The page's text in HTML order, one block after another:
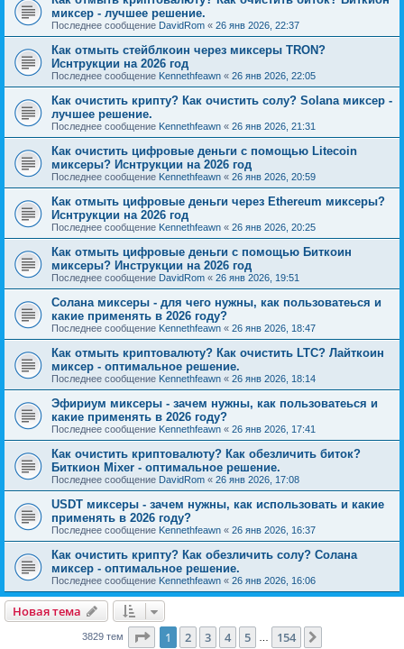
миксер - лучшее решение.
Последнее сообщение DavidRom « 26 янв 2026, 22:37
Как отмыть стейблкоин через миксеры TRON?
Иснтрукции на 2026 год
Последнее сообщение Kennethfeawn « 26 янв 2026, 22:05
Как очистить крипту? Как очистить солу? Solana миксер -
лучшее решение.
Последнее сообщение Kennethfeawn « 26 янв 2026, 21:31
Как очистить цифровые деньги с помощью Litecoin
миксеры? Иснтрукции на 2026 год
Последнее сообщение Kennethfeawn « 26 янв 2026, 20:59
Как отмыть цифровые деньги через Ethereum миксеры?
Иснтрукции на 2026 год
Последнее сообщение Kennethfeawn « 26 янв 2026, 20:25
Как отмыть цифровые деньги с помощью Биткоин
миксеры? Инструкции на 2026 год
Последнее сообщение DavidRom « 26 янв 2026, 19:51
Солана миксеры - для чего нужны, как пользоватеься и
какие применять в 2026 году?
Последнее сообщение Kennethfeawn « 26 янв 2026, 18:47
Как отмыть криптовалюту? Как очистить LTC? Лайткоин
миксер - оптимальное решение.
Последнее сообщение Kennethfeawn « 26 янв 2026, 18:14
Эфириум миксеры - зачем нужны, как пользоватеься и
какие применять в 2026 году?
Последнее сообщение Kennethfeawn « 26 янв 2026, 17:41
Как очистить криптовалюту? Как обезличить биток?
Биткион Mixer - оптимальное решение.
Последнее сообщение DavidRom « 26 янв 2026, 17:08
USDT миксеры - зачем нужны, как использовать и какие
применять в 2026 году?
Последнее сообщение Kennethfeawn « 26 янв 2026, 16:37
Как очистить крипту? Как обезличить солу? Солана
миксер - оптимальное решение.
Последнее сообщение Kennethfeawn « 26 янв 2026, 16:06
Новая тема
3829 тем Страница из 154
1 2 3 4 5 154